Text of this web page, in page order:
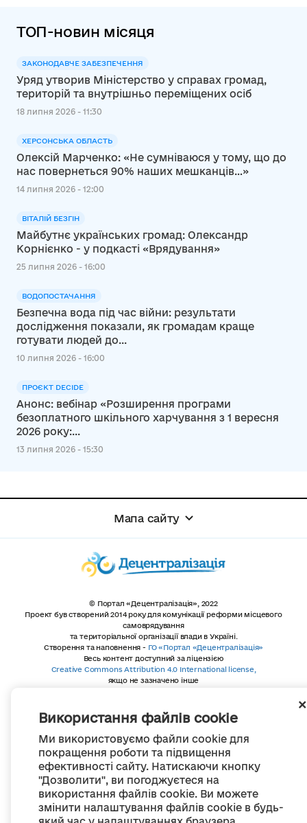
Використання файлів cookie
Ми використовуємо файли cookie для
покращення роботи та підвищення
ефективності сайту. Натискаючи кнопку
"Дозволити", ви погоджуєтеся на
використання файлів cookie. Ви можете
змінити налаштування файлів cookie в будь-
ТОП-новин місяця
ЗАКОНОДАВЧЕ ЗАБЕЗПЕЧЕННЯ
Уряд утворив Міністерство у справах громад,
територій та внутрішньо переміщених осіб
18 липня 2026 - 11:30
ХЕРСОНСЬКА ОБЛАСТЬ
Олексій Марченко: «Не сумніваюся у тому, що до
нас повернеться 90% наших мешканців…»
14 липня 2026 - 12:00
ВІТАЛІЙ БЕЗГІН
Майбутнє українських громад: Олександр
Корнієнко - у подкасті «Врядування»
25 липня 2026 - 16:00
ВОДОПОСТАЧАННЯ
Безпечна вода під час війни: результати
дослідження показали, як громадам краще
готувати людей до...
10 липня 2026 - 16:00
ПРОЄКТ DECIDE
Анонс: вебінар «Розширення програми
безоплатного шкільного харчування з 1 вересня
2026 року:...
13 липня 2026 - 15:30
Мапа сайту
© Портал «Децентралізація», 2022
Проект був створений 2014 року для комунікації реформи місцевого
самоврядування
та територіальної організації влади в Україні.
Створення та наповнення - ГО «Портал «Децентралізація»
Весь контент доступний за ліцензією
Creative Commons Attribution 4.0 International license,
якщо не зазначено інше